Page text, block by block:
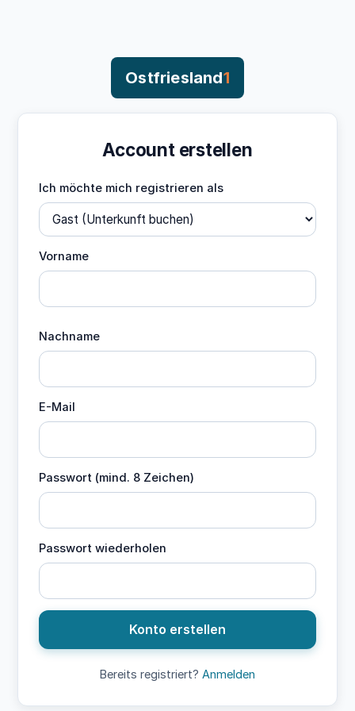
Ostfriesland1
Account erstellen
Ich möchte mich registrieren als
Vorname
Nachname
E-Mail
Passwort (mind. 8 Zeichen)
Passwort wiederholen
Konto erstellen
Bereits registriert? Anmelden